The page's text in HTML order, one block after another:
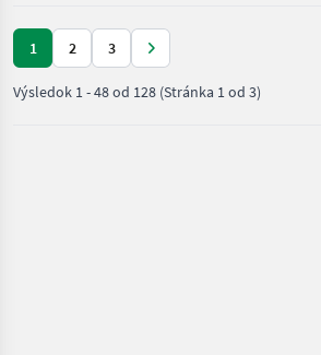
1 2 3
Výsledok 1-48od 128 (Stránka 1 od 3)